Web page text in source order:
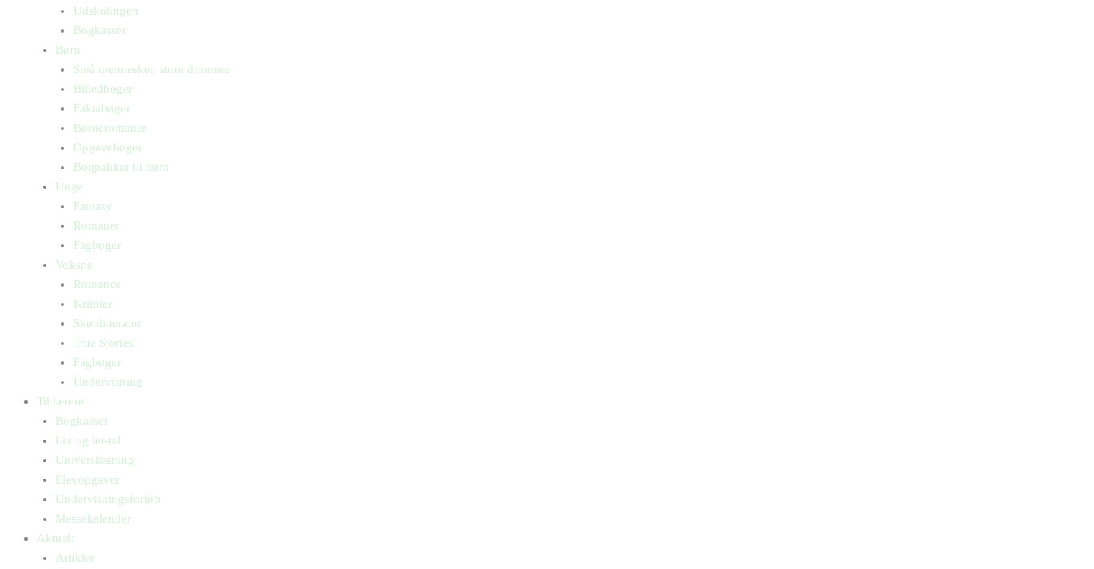
Udskolingen
Bogkasser
Børn
Små mennesker, store drømme
Billedbøger
Faktabøger
Børneromaner
Opgavebøger
Bogpakker til børn
Unge
Fantasy
Romaner
Fagbøger
Voksne
Romance
Krimier
Skønlitteratur
True Stories
Fagbøger
Undervisning
Til lærere
Bogkasser
Lix og let-tal
Universlæsning
Elevopgaver
Undervisningsforløb
Messekalender
Aktuelt
Artikler